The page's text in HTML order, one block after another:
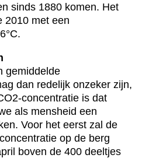
sinds 1880 komen. Het
2010 met een
gemiddelde
dan redelijk onzeker zijn,
concentratie is dat
als mensheid een
Voor het eerst zal de
op de berg
boven de 400 deeltjes